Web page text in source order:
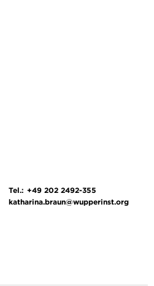
Tel.: +49 202 2492-355
katharina.braun@wupperinst.org